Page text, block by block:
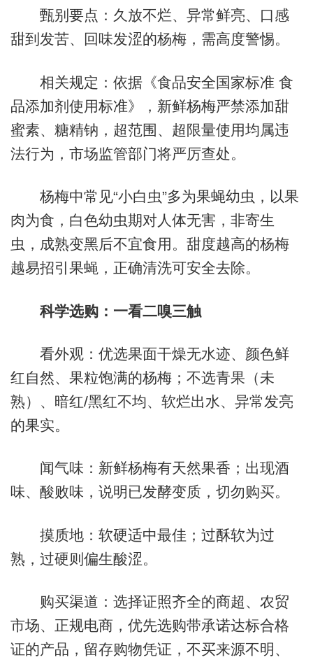
甄别要点：久放不烂、异常鲜亮、口感
甜到发苦、回味发涩的杨梅，需高度警惕。
相关规定：依据《食品安全国家标准 食
品添加剂使用标准》，新鲜杨梅严禁添加甜
蜜素、糖精钠，超范围、超限量使用均属违
法行为，市场监管部门将严厉查处。
杨梅中常见“小白虫”多为果蝇幼虫，以果
肉为食，白色幼虫期对人体无害，非寄生
虫，成熟变黑后不宜食用。甜度越高的杨梅
越易招引果蝇，正确清洗可安全去除。
科学选购：一看二嗅三触
看外观：优选果面干燥无水迹、颜色鲜
红自然、果粒饱满的杨梅；不选青果（未
熟）、暗红/黑红不均、软烂出水、异常发亮
的果实。
闻气味：新鲜杨梅有天然果香；出现酒
味、酸败味，说明已发酵变质，切勿购买。
摸质地：软硬适中最佳；过酥软为过
熟，过硬则偏生酸涩。
购买渠道：选择证照齐全的商超、农贸
市场、正规电商，优先选购带承诺达标合格
证的产品，留存购物凭证，不买来源不明、